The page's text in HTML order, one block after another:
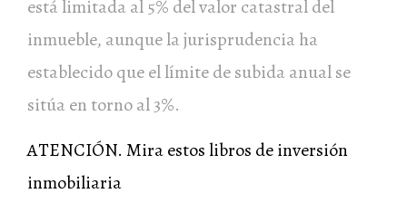
está limitada al 5% del valor catastral del
inmueble, aunque la jurisprudencia ha
establecido que el límite de subida anual se
sitúa en torno al 3%.
ATENCIÓN. Mira estos libros de inversión
inmobiliaria